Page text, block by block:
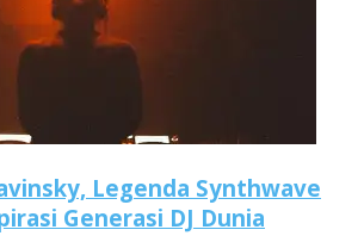
Legenda Synthwave
Generasi DJ Dunia